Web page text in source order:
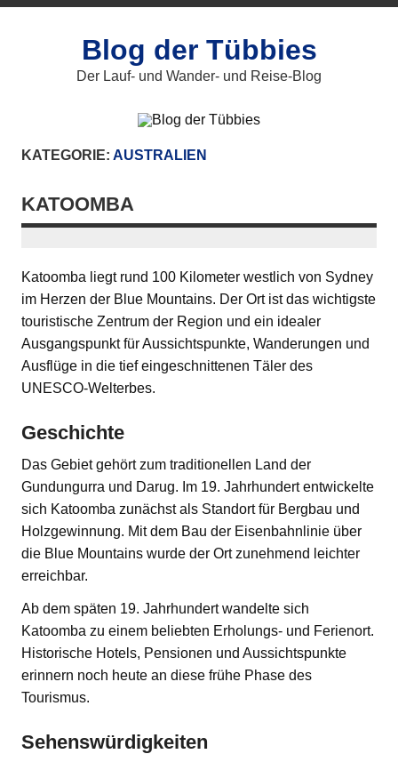
Zum
Blog der Tübbies
Der Lauf- und Wander- und Reise-Blog
KATEGORIE: AUSTRALIEN
KATOOMBA
Katoomba liegt rund 100 Kilometer westlich von Sydney
im Herzen der Blue Mountains. Der Ort ist das wichtigste
touristische Zentrum der Region und ein idealer
Ausgangspunkt für Aussichtspunkte, Wanderungen und
Ausflüge in die tief eingeschnittenen Täler des
UNESCO-Welterbes.
Geschichte
Das Gebiet gehört zum traditionellen Land der
Gundungurra und Darug. Im 19. Jahrhundert entwickelte
sich Katoomba zunächst als Standort für Bergbau und
Holzgewinnung. Mit dem Bau der Eisenbahnlinie über
die Blue Mountains wurde der Ort zunehmend leichter
erreichbar.
Ab dem späten 19. Jahrhundert wandelte sich
Katoomba zu einem beliebten Erholungs- und Ferienort.
Historische Hotels, Pensionen und Aussichtspunkte
erinnern noch heute an diese frühe Phase des
Tourismus.
Sehenswürdigkeiten